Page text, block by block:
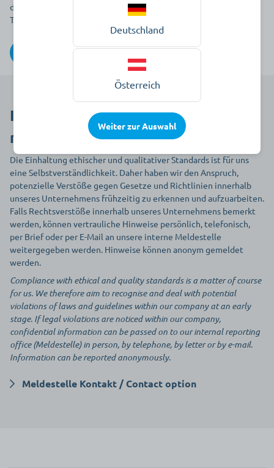
durch eine systematische Analyse Risiken in unseren
Textillieferketten identifizieren und entsprechend angehen.
Zum Zertifikat
Interne Meldestelle (Internal
reporting office)
Die Einhaltung ethischer und qualitativer Standards ist für uns
eine Selbstverständlichkeit. Daher haben wir den Anspruch,
potenzielle Verstöße gegen Gesetze und Richtlinien innerhalb
unseres Unternehmens frühzeitig zu erkennen und aufzuarbeiten.
Falls Rechtsverstöße innerhalb unseres Unternehmens bemerkt
werden, können vertrauliche Hinweise persönlich, telefonisch,
per Brief oder per E-Mail an unsere interne Meldestelle
weitergegeben werden. Hinweise können anonym gemeldet
werden.
Compliance with ethical and quality standards is a matter of course
for us. We therefore aim to recognise and deal with potential
violations of laws and guidelines within our company at an early
stage. If legal violations are noticed within our company,
confidential information can be passed on to our internal reporting
office (Meldestelle) in person, by telephone, by letter or by e-mail.
Information can be reported anonymously.
Meldestelle Kontakt / Contact option
Deutschland
Österreich
Weiter zur Auswahl